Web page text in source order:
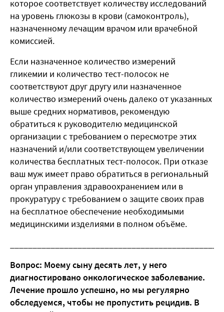
которое соответствует количеству исследований
на уровень глюкозы в крови (самоконтроль),
назначенному лечащим врачом или врачебной
комиссией.
Если назначенное количество измерений
гликемии и количество тест-полосок не
соответствуют друг другу или назначенное
количество измерений очень далеко от указанных
выше средних нормативов, рекомендую
обратиться к руководителю медицинской
организации с требованием о пересмотре этих
назначений и/или соответствующем увеличении
количества бесплатных тест-полосок. При отказе
ваш муж имеет право обратиться в региональный
орган управления здравоохранением или в
прокуратуру с требованием о защите своих прав
на бесплатное обеспечение необходимыми
медицинскими изделиями в полном объёме.
Вопрос: Моему сыну десять лет, у него
диагностировано онкологическое заболевание.
Лечение прошло успешно, но мы регулярно
обследуемся, чтобы не пропустить рецидив. В